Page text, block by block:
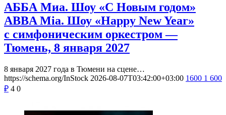
АББА Миа. Шоу «С Новым годом»
ABBA Mia. Шоу «Happy New Year»
с симфоническим оркестром —
Тюмень, 8 января 2027
8 января 2027 года в Тюмени на сцене…
https://schema.org/InStock 2026-08-07T03:42:00+03:00 1600 1 600
₽ 4 0